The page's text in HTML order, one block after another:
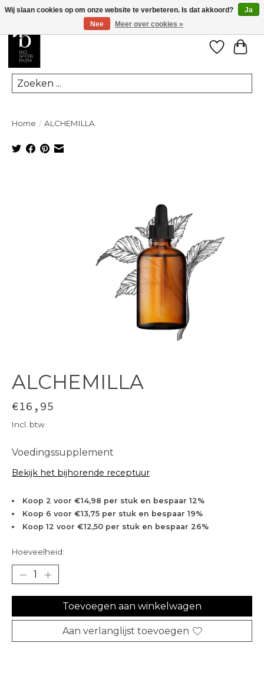
Zoeken
Home / ALCHEMILLA
ALCHEMILLA
€16,95
Incl. btw
Voedingssupplement
Bekijk het bijhorende receptuur
Koop 2 voor €14,98 per stuk en bespaar 12%
Koop 6 voor €13,75 per stuk en bespaar 19%
Koop 12 voor €12,50 per stuk en bespaar 26%
Hoeveelheid:
Toevoegen aan winkelwagen
Aan verlanglijst toevoegen
Wij slaan cookies op om onze website te verbeteren. Is dat akkoord?
Ja
Nee
Meer over cookies »